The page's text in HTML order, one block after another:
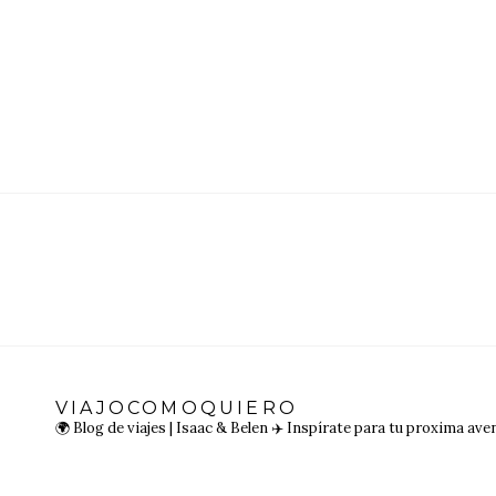
VIAJOCOMOQUIERO
🌍 Blog de viajes | Isaac & Belen ✈️ Inspírate para tu proxima